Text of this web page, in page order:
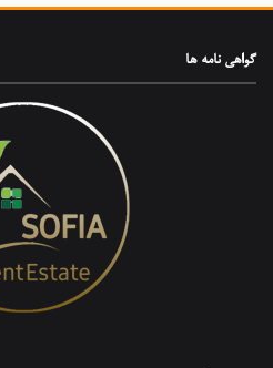
گواهی‌ نامه ها